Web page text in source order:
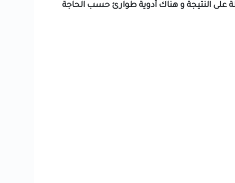
على النتيجة و هناك أدوية طوارئ حسب الحاجة